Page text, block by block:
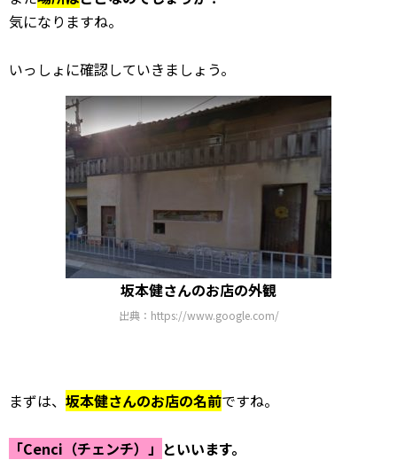
気になりますね。
いっしょに確認していきましょう。
坂本健さんのお店の外観
出典：https://www.google.com/
まずは、 坂本健さんのお店の名前ですね。
「Cenci（チェンチ）」 といいます。